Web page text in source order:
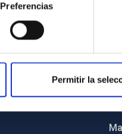
Preferencias
Permitir la